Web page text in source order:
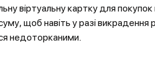
віртуальну картку для покупок
щоб навіть у разі викрадення
недоторканими.